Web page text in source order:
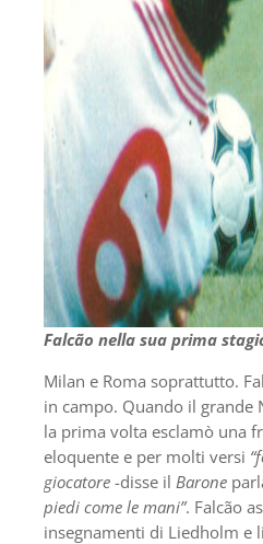
Falcão nella sua prima
Milan e Roma soprattutto.
in campo. Quando il grande
la prima volta esclamò una
eloquente e per molti versi
giocatore -disse il Barone
piedi come le mani”. Falcão
insegnamenti di Liedholm e